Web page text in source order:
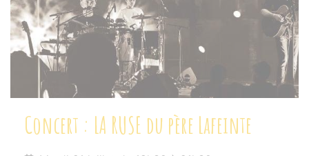
Concert : LA RUSE du père Lafeinte